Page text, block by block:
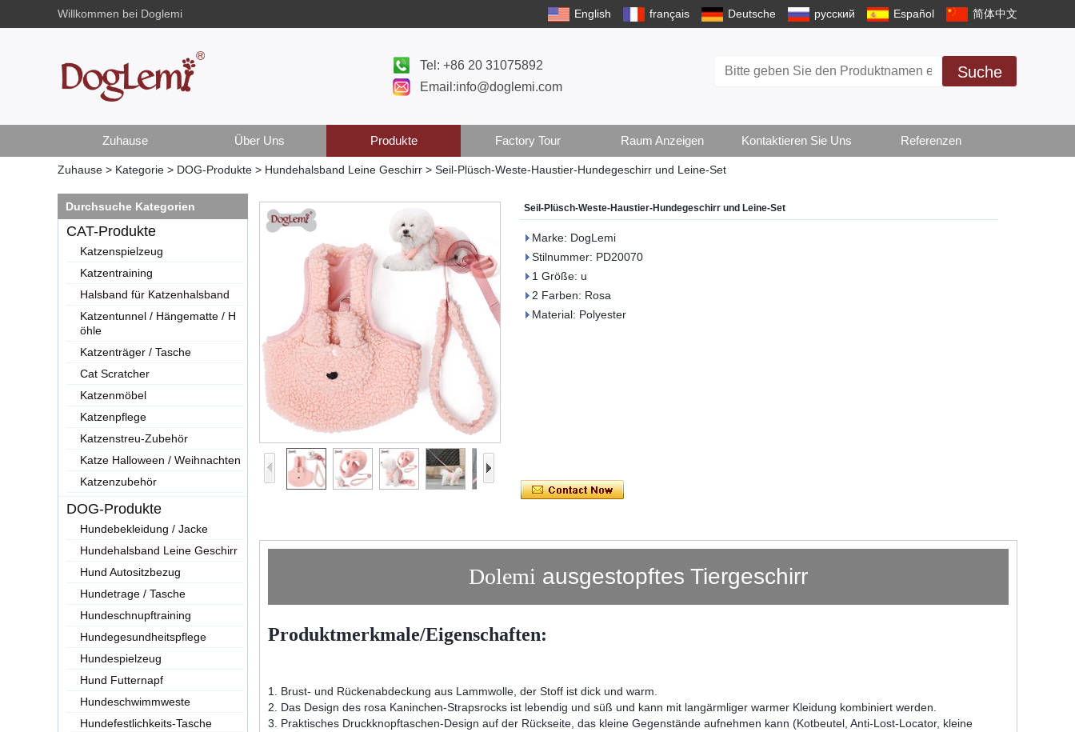
Willkommen bei Doglemi English français Deutsche русский Español 简体中文
Tel: +86 20 31075892
Email:info@doglemi.com
Suche
Zuhause Über Uns Produkte Factory Tour Raum Anzeigen Kontaktieren Sie Uns Referenzen
Zuhause > Kategorie > DOG-Produkte > Hundehalsband Leine Geschirr > Seil-Plüsch-Weste-Haustier-Hundegeschirr und Leine-Set
Durchsuche Kategorien
CAT-Produkte
Katzenspielzeug
Katzentraining
Halsband für Katzenhalsband
Katzentunnel / Hängematte / H
öhle
Katzenträger / Tasche
Cat Scratcher
Katzenmöbel
Katzenpflege
Katzenstreu-Zubehör
Katze Halloween / Weihnachten
Katzenzubehör
DOG-Produkte
Hundebekleidung / Jacke
Hundehalsband Leine Geschirr
Hund Autositzbezug
Hundetrage / Tasche
Hundeschnupftraining
Hundegesundheitspflege
Hundespielzeug
Hund Futternapf
Hundeschwimmweste
Hundefestlichkeits-Tasche
Seil-Plüsch-Weste-Haustier-Hundegeschirr und Leine-Set
Marke: DogLemi
Stilnummer: PD20070
1 Größe: u
2 Farben: Rosa
Material: Polyester
Dolemi ausgestopftes Tiergeschirr
Produktmerkmale/Eigenschaften:
1. Brust- und Rückenabdeckung aus Lammwolle, der Stoff ist dick und warm.
2. Das Design des rosa Kaninchen-Strapsrocks ist lebendig und süß und kann mit langärmliger warmer Kleidung kombiniert werden.
3. Praktisches Druckknopftaschen-Design auf der Rückseite, das kleine Gegenstände aufnehmen kann (Kotbeutel, Anti-Lost-Locator, kleine